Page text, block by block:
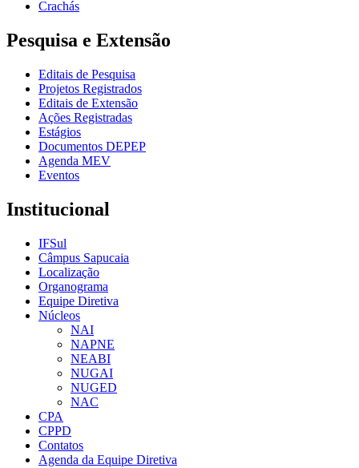
Crachás
Pesquisa e Extensão
Editais de Pesquisa
Projetos Registrados
Editais de Extensão
Ações Registradas
Estágios
Documentos DEPEP
Agenda MEV
Eventos
Institucional
IFSul
Câmpus Sapucaia
Localização
Organograma
Equipe Diretiva
Núcleos
NAI
NAPNE
NEABI
NUGAI
NUGED
NAC
CPA
CPPD
Contatos
Agenda da Equipe Diretiva